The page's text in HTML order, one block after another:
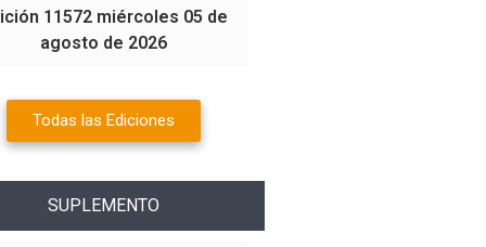
11572 miércoles 05 de
agosto de 2026
Todas las Ediciones
SUPLEMENTO